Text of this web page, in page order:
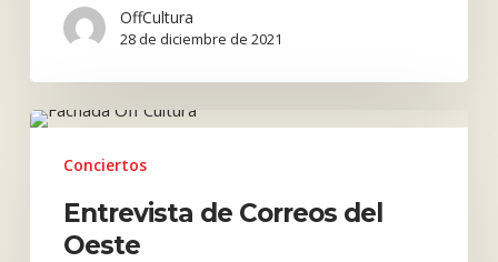
Enero
OffCultura
28 de diciembre de 2021
Entrevista
Oeste
Conciertos
Entrevista de Correos del
Oeste